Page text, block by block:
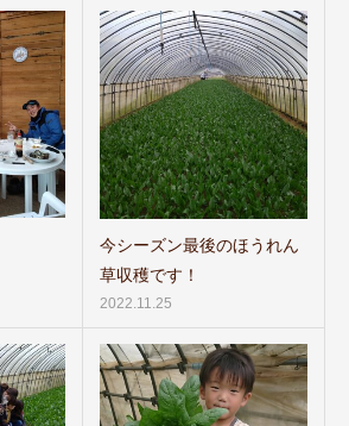
今シーズン最後のほうれん
草収穫です！
2022.11.25